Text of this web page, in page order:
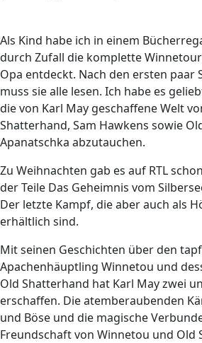
Als Kind habe ich in einem
durch Zufall die komplette
Opa entdeckt. Nach den ersten paar
muss sie alle lesen. Ich habe es
die von Karl May geschaffene Welt
Shatterhand, Sam Hawkens sowie
Apanatschka abzutauchen.
Zu Weihnachten gab es auf RTL
der Teile Das Geheimnis vom
Der letzte Kampf, die aber auch als
erhältlich sind.
Mit seinen Geschichten über den
Apachenhäuptling Winnetou und
Old Shatterhand hat Karl May zwei
erschaffen. Die atemberaubenden
und Böse und die magische
Freundschaft von Winnetou und Old